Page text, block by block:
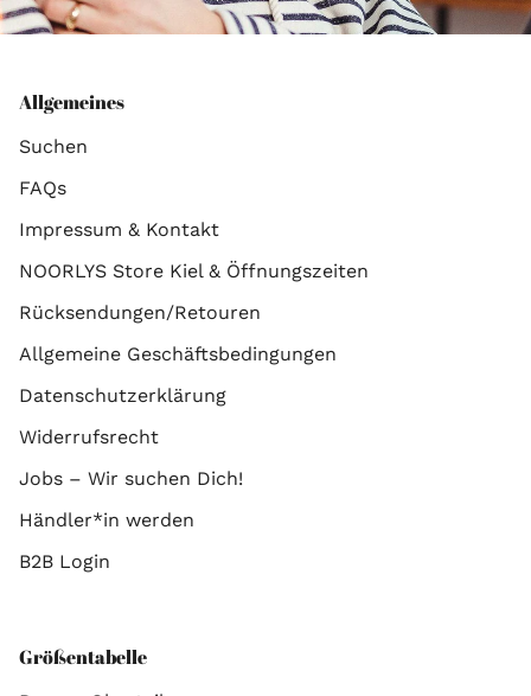
Allgemeines
Suchen
FAQs
Impressum & Kontakt
NOORLYS Store Kiel & Öffnungszeiten
Rücksendungen/Retouren
Allgemeine Geschäftsbedingungen
Datenschutzerklärung
Widerrufsrecht
Jobs – Wir suchen Dich!
Händler*in werden
B2B Login
Größentabelle